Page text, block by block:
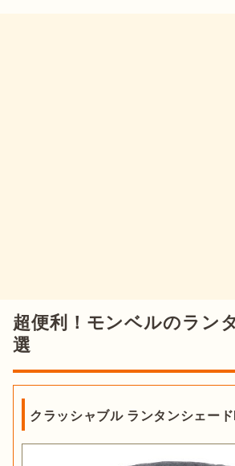
超便利！モンベルのラン
選
クラッシャブル ランタンシェー